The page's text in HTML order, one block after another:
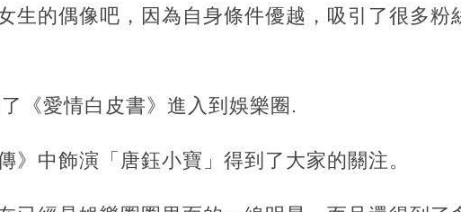
生的偶像吧，因為自身條件優越，吸引了很多粉
《愛情白皮書》進入到娛樂圈.
》中飾演「唐鈺小寶」得到了大家的關注。